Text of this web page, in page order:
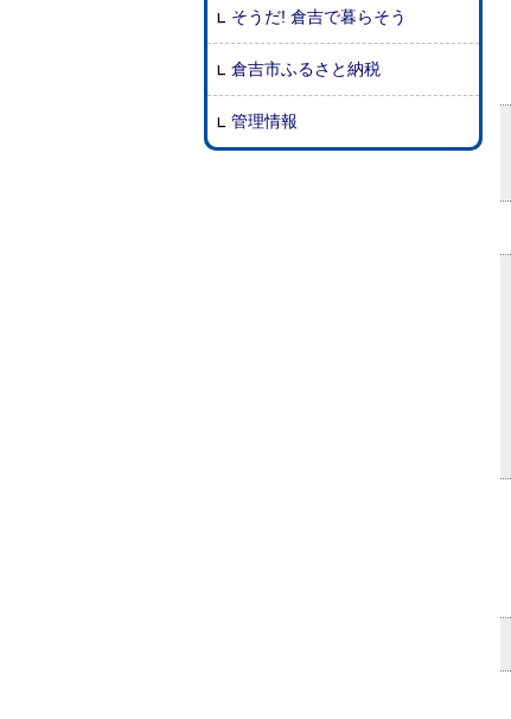
そうだ! 倉吉で暮らそう
倉吉市ふるさと納税
管理情報